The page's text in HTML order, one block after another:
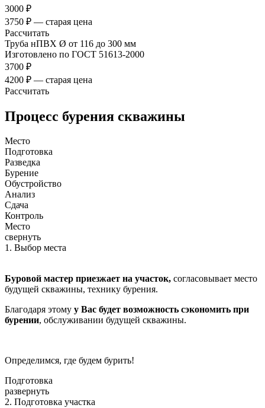
3000 ₽
3750 ₽ — старая цена
Рассчитать
Труба нПВХ Ø от 116 до 300 мм
Изготовлено по ГОСТ 51613-2000
3700 ₽
4200 ₽ — старая цена
Рассчитать
Процесс бурения скважины
Место
Подготовка
Разведка
Бурение
Обустройство
Анализ
Сдача
Контроль
Место
свернуть
1. Выбор места
Буровой мастер приезжает на участок, согласовывает место
будущей скважины, технику бурения.
Благодаря этому у Вас будет возможность сэкономить при
бурении, обслуживании будущей скважины.
Определимся, где будем бурить!
Подготовка
развернуть
2. Подготовка участка